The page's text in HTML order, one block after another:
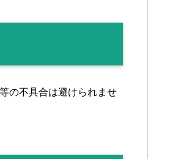
の不具合は避けられませ